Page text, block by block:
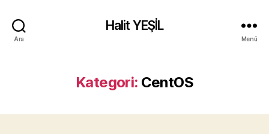
Ara
Halit YEŞİL
Menü
Kategori: CentOS